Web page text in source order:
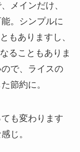
メインだけ、
。シンプルに
もありますし、
ることもありま
で、ライスの
節約に。
も変わります
じ。